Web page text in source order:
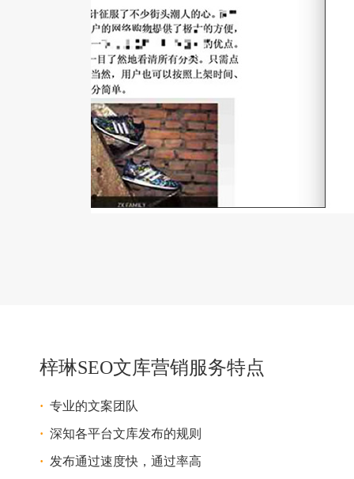
梓琳SEO文库营销服务特点
· 专业的文案团队
· 深知各平台文库发布的规则
· 发布通过速度快，通过率高